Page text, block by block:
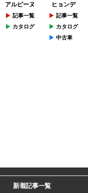
アルピーヌ
記事一覧
カタログ
ヒョンデ
記事一覧
カタログ
中古車
新着記事一覧